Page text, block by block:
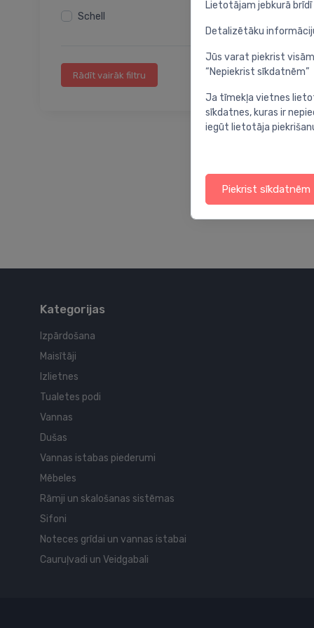
Maisītāju piederumi
Virtuves maisītāju sistēmas piederumi
Schell
Rādīt vairāk filtru
Kategorijas
Izpārdošana
Maisītāji
Izlietnes
Tualetes podi
Vannas
Dušas
Vannas istabas piederumi
Mēbeles
Rāmji un skalošanas sistēmas
Sifoni
Noteces grīdai un vannas istabai
Cauruļvadi un Veidgabali
Lietotājam jebkurā
Detalizētāku
Jūs varat piekrist
“Nepiekrist sīkdatnēm”
Ja tīmekļa vietnes
sīkdatnes, kuras ir
iegūt lietotāja
Piekrist sīkdatnēm